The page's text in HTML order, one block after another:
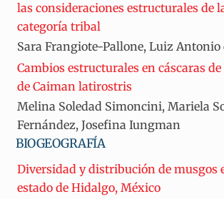
las consideraciones estructurales de
categoría tribal
Sara Frangiote-Pallone, Luiz Antonio
Cambios estructurales en cáscaras
de Caiman latirostris
Melina Soledad Simoncini, Mariela
Fernández, Josefina Iungman
BIOGEOGRAFÍA
Diversidad y distribución de musgos
estado de Hidalgo, México